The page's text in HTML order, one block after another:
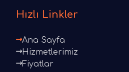
Hızlı Linkler
Ana Sayfa
Hizmetlerimiz
Fiyatlar